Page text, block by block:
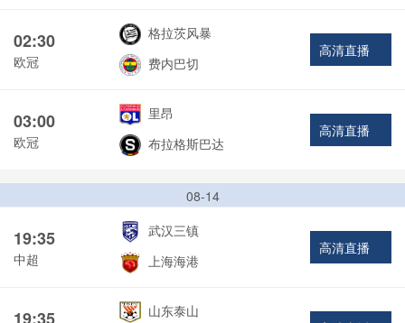
02:30
欧冠
格拉茨风暴
费内巴切
高清直播
03:00
欧冠
里昂
布拉格斯巴达
高清直播
08-14
19:35
中超
武汉三镇
上海海港
高清直播
19:35
山东泰山